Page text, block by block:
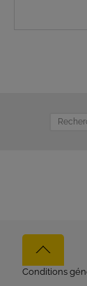
Back
to
Conditions